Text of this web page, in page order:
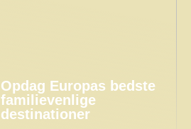
Opdag Europas bedste
familievenlige
destinationer